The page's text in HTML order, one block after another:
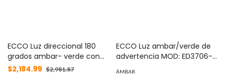
ECCO Luz direccional 180
grados ambar- verde con
luz de trabajo MOD: ED3766-
$2,184.99 $2,981.87
ECCO Luz ambar/verde de
advertencia MOD: ED3706-
ÁMBAR